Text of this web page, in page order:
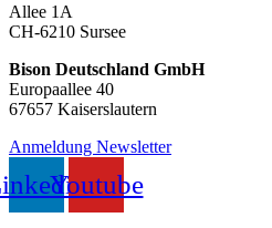
Allee 1A
CH-6210 Sursee
Bison Deutschland GmbH
Europaallee 40
67657 Kaiserslautern
Anmeldung Newsletter
Youtube